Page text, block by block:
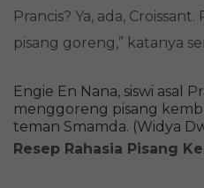
Prancis? Ya, ada,
pisang goreng,” katanya
Engie En Nana, siswi asal
menggoreng pisang
teman Smamda. (Widya
Resep Rahasia Pisang